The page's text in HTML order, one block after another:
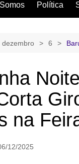
Política
dezembro 6
na
12/2025